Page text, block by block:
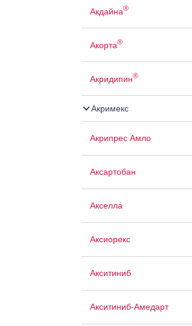
Акдайна®
Акорта®
Акридипин®
Акримекс
Акрипрес Амло
Аксартобан
Акселла
Аксиорекс
Акситиниб
Акситиниб-Амедарт